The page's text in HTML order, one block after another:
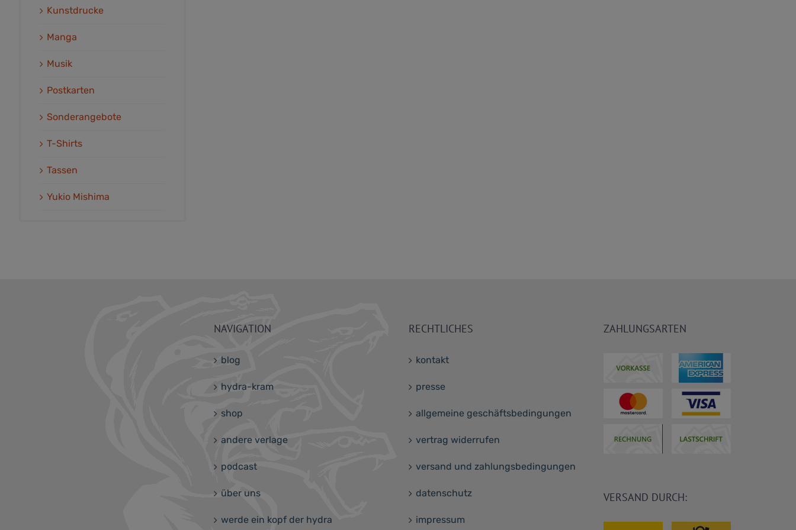
Kunstdrucke
Manga
Musik
Postkarten
Sonderangebote
T-Shirts
Tassen
Yukio Mishima
NAVIGATION
blog
hydra-kram
shop
andere verlage
podcast
über uns
werde ein kopf der hydra
RECHTLICHES
kontakt
presse
allgemeine geschäftsbedingungen
vertrag widerrufen
versand und zahlungsbedingungen
datenschutz
impressum
ZAHLUNGSARTEN
VERSAND DURCH: